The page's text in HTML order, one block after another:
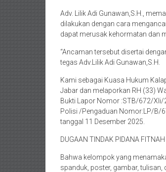
Adv. Lilik Adi Gunawan,S.H.,
dilakukan dengan cara
dapat merusak kehormatan dan
“Ancaman tersebut disertai
tegas Adv.Lilik Adi Gunawan,S.H.
Kami sebagai Kuasa Hukum
Jabar dan melaporkan RH (33)
Bukti Lapor Nomor :STB/672/XIi/
Polisi /Pengaduan Nomor:LP/B/
tanggal 11 Desember 2025.
DUGAAN TINDAK PIDANA
Bahwa kelompok yang
spanduk, poster, gambar,